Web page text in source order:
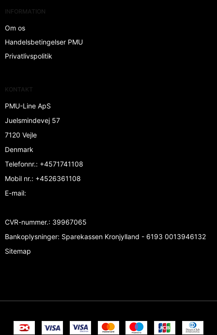
INFORMATION
Om os
Handelsbetingelser PMU
Privatlivspolitik
KONTAKT
PMU-Line ApS
Juelsmindevej 57
7120 Vejle
Denmark
Telefonnr.: +4571741108
Mobil nr.: +4526361108
E-mail:
CVR-nummer.: 39967065
Bankoplysninger: Sparekassen Kronjylland - 6193 0013946132
Sitemap